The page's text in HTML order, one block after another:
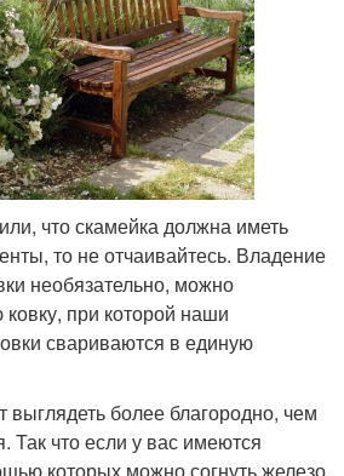
что скамейка должна иметь
то не отчаивайтесь. Владение
необязательно, можно
при которой наши
свариваются в единую
выглядеть более благородно, чем
Так что если у вас имеются